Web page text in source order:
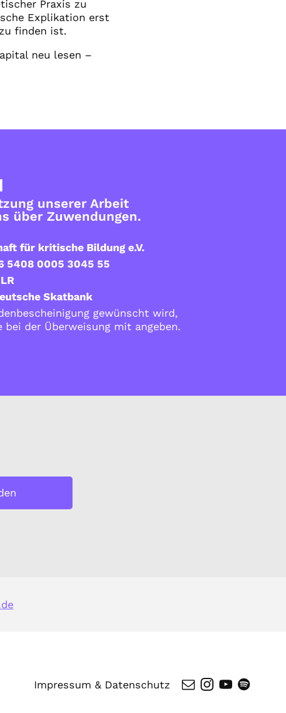
Praxis zu
Explikation erst
finden ist.
neu lesen –
unserer Arbeit
über Zuwendungen.
für kritische Bildung e.V.
5408 0005 3045 55
Skatbank
gewünscht wird,
bei der Überweisung mit angeben.
Impressum & Datenschutz